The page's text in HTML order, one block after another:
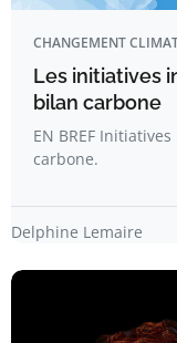
CHANGEMENT
Les initiatives
bilan carbone
EN BREF
carbone.
Delphine Lemaire